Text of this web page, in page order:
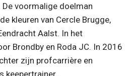
voormalige doelman
kleuren van Cercle Brugge,
Aalst. In het
Brondby en Roda JC. In 2016
zijn profcarrière en
keepertrainer.